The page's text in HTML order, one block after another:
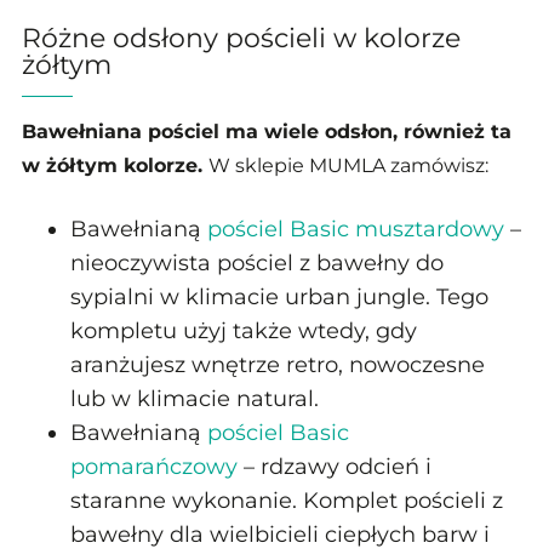
Różne odsłony pościeli w kolorze
żółtym
Bawełniana pościel ma wiele odsłon, również ta
w żółtym kolorze. W sklepie MUMLA zamówisz:
Bawełnianą pościel Basic musztardowy –
nieoczywista pościel z bawełny do
sypialni w klimacie urban jungle. Tego
kompletu użyj także wtedy, gdy
aranżujesz wnętrze retro, nowoczesne
lub w klimacie natural.
Bawełnianą pościel Basic
pomarańczowy – rdzawy odcień i
staranne wykonanie. Komplet pościeli z
bawełny dla wielbicieli ciepłych barw i